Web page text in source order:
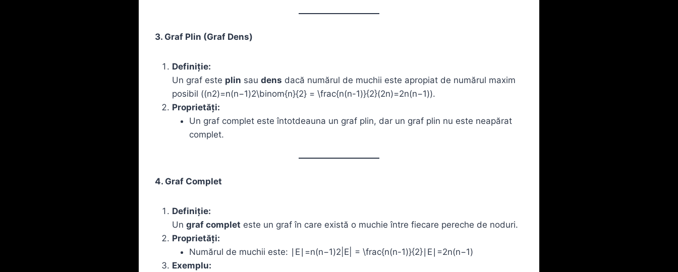
3. Graf Plin (Graf Dens)
Definiție:
Un graf este plin sau dens dacă numărul de muchii este apropiat de numărul maxim
posibil ((n2)=n(n−1)2\binom{n}{2} = \frac{n(n-1)}{2}(2n​)=2n(n−1)​).
Proprietăți:
Un graf complet este întotdeauna un graf plin, dar un graf plin nu este neapărat
complet.
4. Graf Complet
Definiție:
Un graf complet este un graf în care există o muchie între fiecare pereche de noduri.
Proprietăți:
Numărul de muchii este: ∣E∣=n(n−1)2|E| = \frac{n(n-1)}{2}∣E∣=2n(n−1)​
Exemplu: